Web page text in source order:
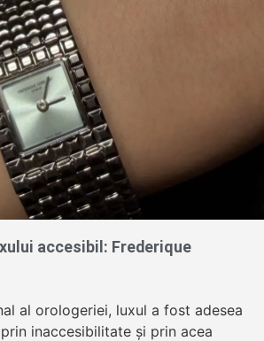
accesibil: Frederique
al orologeriei, luxul a fost adesea
inaccesibilitate și prin acea